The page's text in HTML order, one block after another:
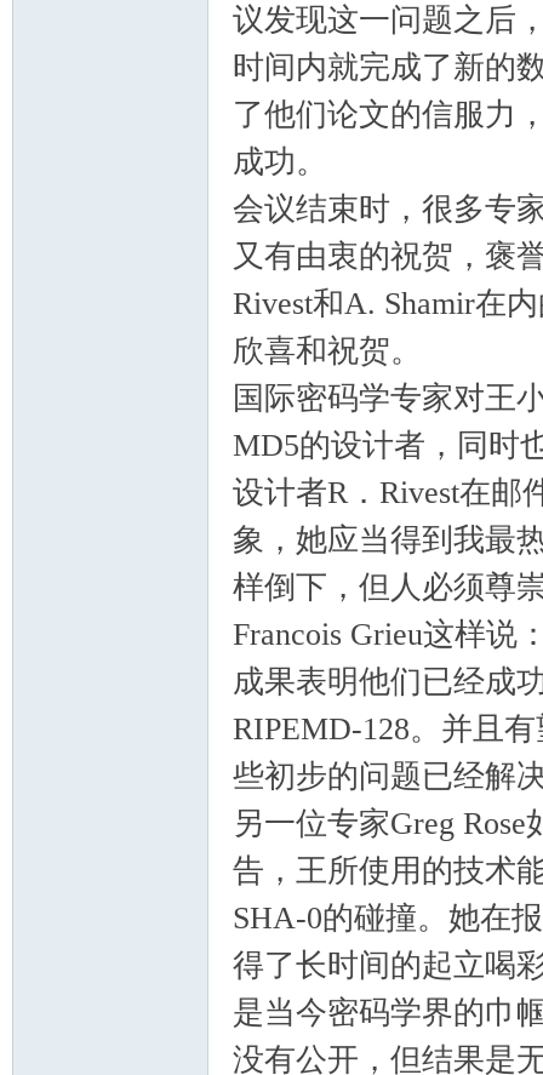
议发现这一问题之后
时间内就完成了新的
了他们论文的信服力
成功。
会议结束时，很多专
又有由衷的祝贺，褒
Rivest和A. Shamir在
欣喜和祝贺。
国际密码学专家对王
MD5的设计者，同时
设计者R．Rivest在邮
象，她应当得到我最
样倒下，但人必须尊
Francois Grieu这样说
成果表明他们已经成
RIPEMD-128。并且
些初步的问题已经解
另一位专家Greg
告，王所使用的技术
SHA-0的碰撞。她在
得了长时间的起立喝
是当今密码学界的巾
没有公开，但结果是